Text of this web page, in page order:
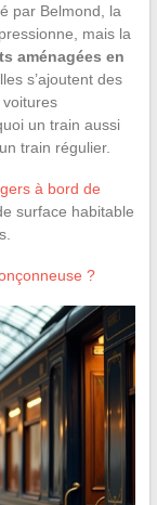
par Belmond, la
mais la
aménagées en
s’ajoutent des
un train aussi
train régulier.
à bord de
surface habitable
?